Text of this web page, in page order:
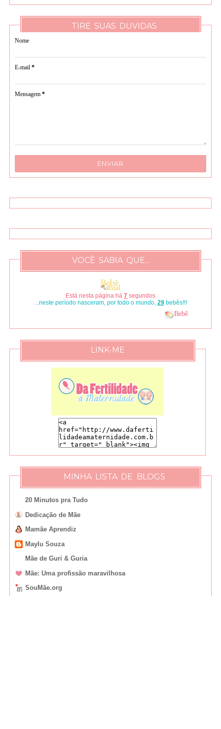
TIRE SUAS DUVIDAS
Nome
E-mail*
Mensagem*
VOCÊ SABIA QUE...
Está nesta página há8 segundos
...neste período nasceram, por todo o mundo, 33bebês!!!
Bebê
LINK-ME
MINHA LISTA DE BLOGS
20 Minutos pra Tudo
Dedicação de Mãe
Mamãe Aprendiz
Maylu Souza
Mãe de Guri & Guria
Mãe: Uma profissão maravilhosa
SouMãe.org